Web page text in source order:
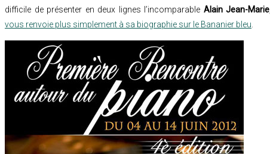
difficile de présenter en deux lignes l’incomparable Alain Jean-Marie
vous renvoie plus simplement à sa biographie sur le Bananier bleu